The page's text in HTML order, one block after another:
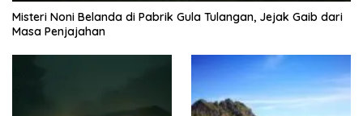
Misteri Noni Belanda di Pabrik Gula Tulangan, Jejak Gaib dari
Masa Penjajahan